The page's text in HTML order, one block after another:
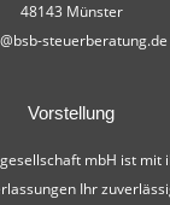
48143 Münster
steuerberatung.de
Vorstellung
mbH ist mit
Ihr